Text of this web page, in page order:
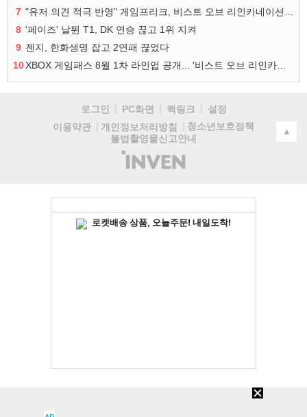
7
8 '페이즈' 날뛴 T1, DK 연승 끊고 1위 지켜
9 젠지, 한화생명 잡고 2연패 끊었다
10
로그인 PC화면 퀵링크
설정
이용약관
개인정보처리방침
청소년보호정책
불법촬영물신고안내
(주)
인
▲